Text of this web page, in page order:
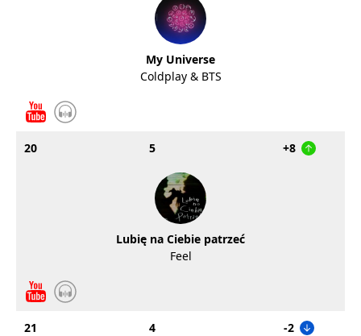
My Universe
Coldplay & BTS
20 5 +8
Lubię na Ciebie patrzeć
Feel
21 4 -2